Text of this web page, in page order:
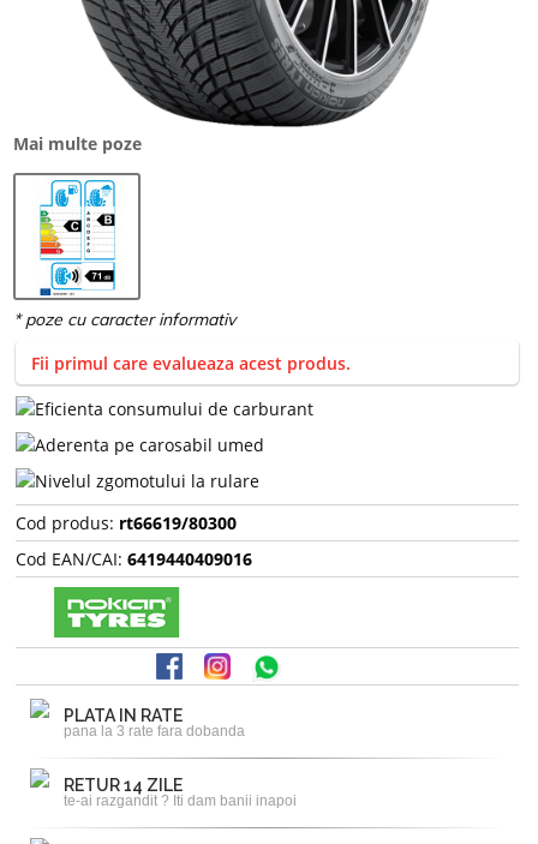
Mai multe poze
Fii primul care evalueaza acest produs.
Cod produs: rt66619/80300
Cod EAN/CAI: 6419440409016
PLATA IN RATE
pana la 3 rate fara dobanda
RETUR 14 ZILE
te-ai razgandit ? Iti dam banii inapoi